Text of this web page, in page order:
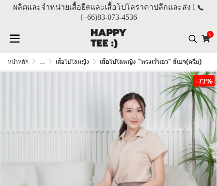
ผลิตและจำหน่ายเสื้อยืดและเสื้อโปโลราคาปลีกและส่ง l
(+66)83-073-4536
0
หน้าหลัก ... เสื้อโปโลหญิง เสื้อโปโลหญิง "ทรงเว้าเอว" สีเบจ(ครีม)
-73%